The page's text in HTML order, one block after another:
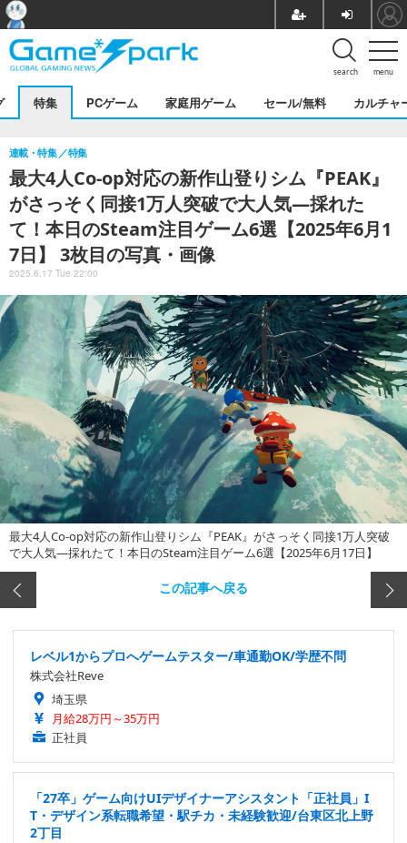
menu
search
特集 PCゲーム 家庭用ゲーム セール/無料 カルチャ
最大4人Co-op対応の新作山登りシム『PEAK』
がさっそく同接1万人突破で大人気―採れた
て！本日のSteam注目ゲーム6選【2025年6月1
7日】 3枚目の写真・画像
連載・特集 特集
2025.6.17 Tue 22:00
最大4人Co-op対応の新作山登りシム『PEAK』がさっそく同接1万人突破
で大人気―採れたて！本日のSteam注目ゲーム6選【2025年6月17日】
この記事へ戻る
レベル1からプロへゲームテスター/車通勤OK/学歴不問
株式会社Reve
埼玉県
月給28万円～35万円
正社員
「27卒」ゲーム向けUIデザイナーアシスタント「正社員」I
T・デザイン系転職希望・駅チカ・未経験歓迎/台東区北上野
2丁目